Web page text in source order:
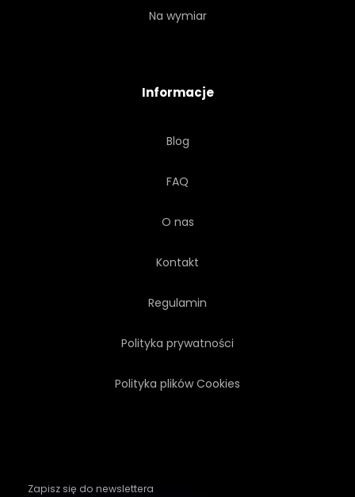
Na wymiar
Informacje
Blog
FAQ
O nas
Kontakt
Regulamin
Polityka prywatności
Polityka plików Cookies
Zapisz się do newslettera